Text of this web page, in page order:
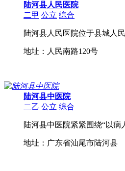
陆河县人民医院
二甲 公立 综合
陆河县人民医院位于县城人
地址：人民南路120号
陆河县中医院
二乙 公立 综合
陆河县中医院紧紧围绕“以
地址：广东省汕尾市陆河县